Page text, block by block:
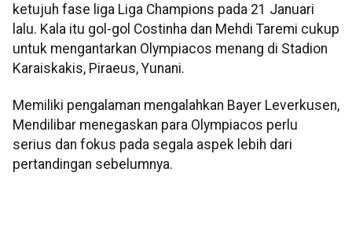
ketujuh fase liga Liga Champions pada 21 Januari
lalu. Kala itu gol-gol Costinha dan Mehdi Taremi cukup
untuk mengantarkan Olympiacos menang di Stadion
Karaiskakis, Piraeus, Yunani.
Memiliki pengalaman mengalahkan Bayer Leverkusen,
Mendilibar menegaskan para Olympiacos perlu
serius dan fokus pada segala aspek lebih dari
pertandingan sebelumnya.